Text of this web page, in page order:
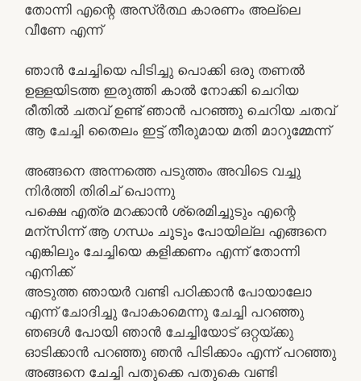
തോന്നി എന്റെ അസ്ർത്ഥ കാരണം അല്ലെ
വീണേ എന്ന്
ഞാൻ ചേച്ചിയെ പിടിച്ചു പൊക്കി ഒരു തണൽ
ഉള്ളയിടത്ത ഇരുത്തി കാൽ നോക്കി ചെറിയ
രീതിൽ ചതവ് ഉണ്ട് ഞാൻ പറഞ്ഞു ചെറിയ ചതവ്
ആ ചേച്ചി തൈലം ഇട്ട് തീരുമായ മതി മാറുമ്മേന്ന്
അങ്ങനെ അന്നത്തെ പടുത്തം അവിടെ വച്ചു
നിർത്തി തിരിച് പൊന്നു
പക്ഷെ എത്ര മറക്കാൻ ശ്രെമിച്ചുടും എന്റെ
മന്സിന്ന് ആ ഗന്ധം ചൂടും പോയില്ല എങ്ങനെ
എങ്കിലും ചേച്ചിയെ കളിക്കണം എന്ന് തോന്നി
എനിക്ക്
അടുത്ത ഞായർ വണ്ടി പഠിക്കാൻ പോയാലോ
എന്ന് ചോദിച്ചു പോകാമെന്നു ചേച്ചി പറഞ്ഞു
ഞങൾ പോയി ഞാൻ ചേച്ചിയോട് ഒറ്റയ്ക്കു
ഓടിക്കാൻ പറഞ്ഞു ഞൻ പിടിക്കാം എന്ന് പറഞ്ഞു
അങ്ങനെ ചേച്ചി പതുക്കെ പതുകെ വണ്ടി